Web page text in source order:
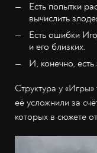
Есть попытки
вычислить
Есть ошибки
и его близких.
И, конечно,
Структура у
её усложнили за
которых в сюжете